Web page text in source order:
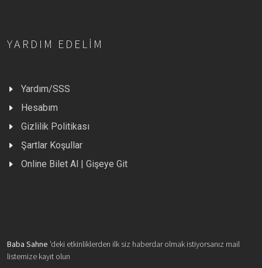
YARDIM EDELIM
Yardım/SSS
Hesabım
Gizlilik Politikası
Şartlar Koşullar
Online Bilet Al | Gişeye Git
Baba Sahne 'deki etkinliklerden ilk siz haberdar olmak istiyorsanız mail
listemize kayıt olun